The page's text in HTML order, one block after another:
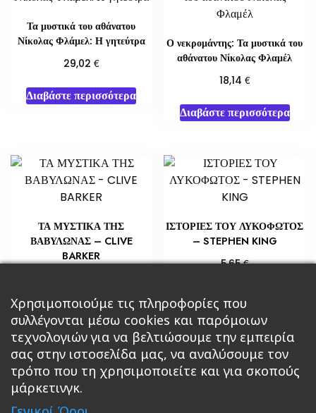
Τα μυστικά του αθάνατου
Νίκολας Φλάμελ: Η γητεύτρα
29,02 €
Διαβάστε περισσότερα
Ο νεκρομάντης: Τα μυστικά του
αθάνατου Νίκολας Φλαμέλ
18,14 €
Διαβάστε περισσότερα
ΤΑ ΜΥΣΤΙΚΑ ΤΗΣ
ΒΑΒΥΛΩΝΑΣ – CLIVE
BARKER
Προσθήκη στο καλάθι
ΙΣΤΟΡΙΕΣ ΤΟΥ ΛΥΚΟΦΩΤΟΣ
– STEPHEN KING
5,65€
Διαβάστε περισσότερα
Κεντρική Βιβλία
Χρησιμοποιούμε τις πληροφορίες που
συλλέγονται μέσω cookies και παρόμοιων
τεχνολογιών για να βελτιώσουμε την εμπειρία
σας στην ιστοσελίδα μας, να αναλύσουμε τον
τρόπο που τη χρησιμοποιείτε και για σκοπούς
μάρκετινγκ.